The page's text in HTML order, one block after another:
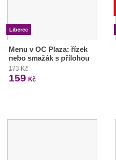
Liberec
Menu v OC Plaza: řízek
nebo smažák s přílohou
173 Kč
159 Kč